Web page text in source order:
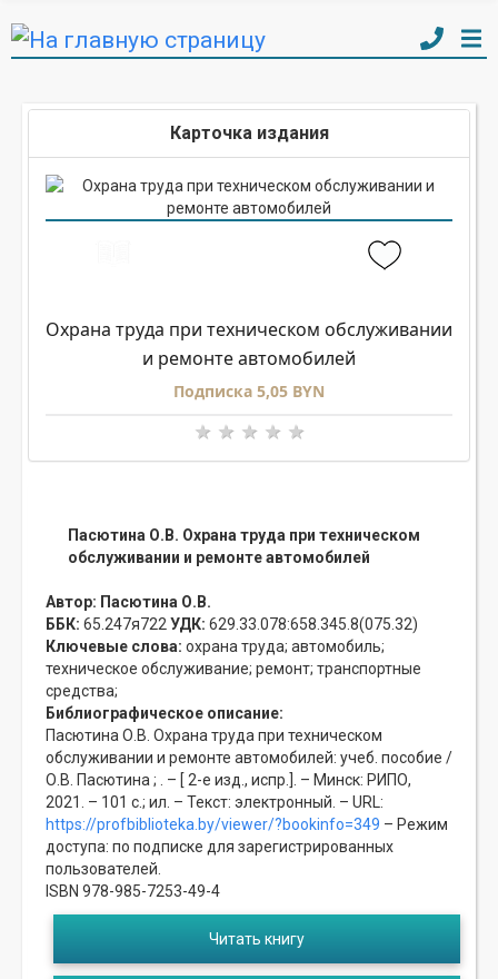
Карточка издания
Охрана труда при техническом обслуживании
и ремонте автомобилей
Подписка 5,05 BYN
Пасютина О.В. Охрана труда при техническом
обслуживании и ремонте автомобилей
Автор: Пасютина О.В.
ББК: 65.247я722УДК: 629.33.078:658.345.8(075.32)
Ключевые слова: охрана труда; автомобиль;
техническое обслуживание; ремонт; транспортные
средства;
Библиографическое описание:
Пасютина О.В. Охрана труда при техническом
обслуживании и ремонте автомобилей: учеб. пособие /
О.В. Пасютина ; . – [ 2-е изд., испр.]. – Минск: РИПО,
2021. – 101 с.; ил. – Текст: электронный. – URL:
https://profbiblioteka.by/viewer/?bookinfo=349 – Режим
доступа: по подписке для зарегистрированных
пользователей.
ISBN 978-985-7253-49-4
Читать книгу